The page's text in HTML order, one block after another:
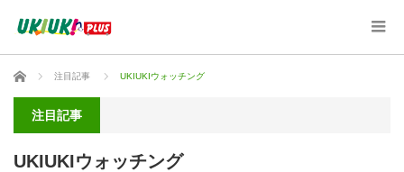
ホーム 注目記事 UKIUKIウォッチング
注目記事
UKIUKIウォッチング